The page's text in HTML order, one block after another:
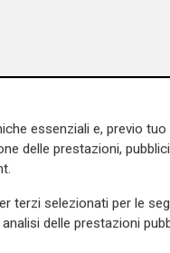
essenziali e, previo
delle prestazioni,
terzi selezionati per le
delle prestazioni